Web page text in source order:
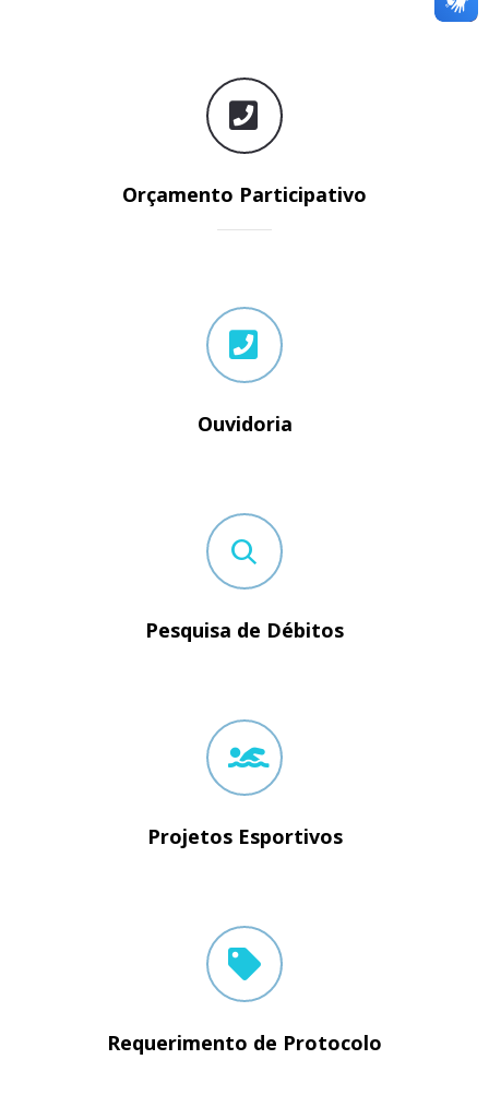
Orçamento Participativo
Ouvidoria
Pesquisa de Débitos
Projetos Esportivos
Requerimento de Protocolo